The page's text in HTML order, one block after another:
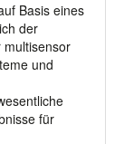
Basis eines
der
multisensor
und
für